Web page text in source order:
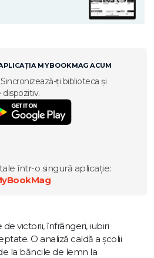
MYBOOKMAG ACUM
ți biblioteca și
într-o singură aplicație:
victorii, înfrângeri, iubiri
O analiză caldă a școlii
la băncile de lemn la